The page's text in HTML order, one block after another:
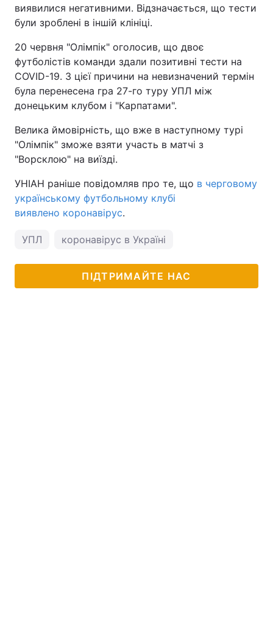
Послуги
Тема оформлення
виявилися негативними. Відзначається, що тести
були зроблені в іншій клініці.
20 червня "Олімпік" оголосив, що двоє
футболістів команди здали позитивні тести на
COVID-19. З цієї причини на невизначений термін
була перенесена гра 27-го туру УПЛ між
донецьким клубом і "Карпатами".
Велика ймовірність, що вже в наступному турі
"Олімпік" зможе взяти участь в матчі з
"Ворсклою" на виїзді.
УНІАН раніше повідомляв про те, що в черговому
українському футбольному клубі
виявлено коронавірус.
УПЛ коронавірус в Україні
ПІДТРИМАЙТЕ НАС